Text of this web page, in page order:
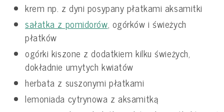
krem np. z dyni posypany płatkami aksamitki
sałatka z pomidorów, ogórków i świeżych
płatków
ogórki kiszone z dodatkiem kilku świeżych,
dokładnie umytych kwiatów
herbata z suszonymi płatkami
lemoniada cytrynowa z aksamitką